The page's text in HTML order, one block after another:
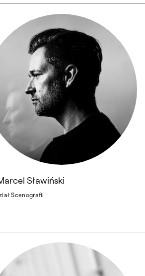
Sławiński
Sławiński
Scenografii